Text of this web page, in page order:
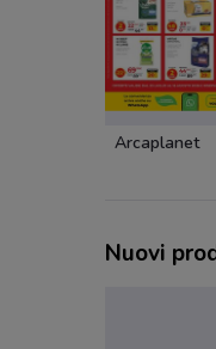
Arcaplanet
Nuovi